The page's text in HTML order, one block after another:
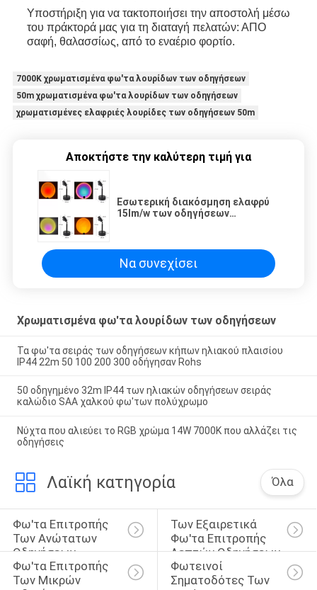
Υποστήριξη για να τακτοποιήσει την αποστολή μέσω
του πράκτορά μας για τη διαταγή πελατών: ΑΠΟ
σαφή, θαλασσίως, από το εναέριο φορτίο.
7000K χρωματισμένα φω'τα λουρίδων των οδηγήσεων
50m χρωματισμένα φω'τα λουρίδων των οδηγήσεων
χρωματισμένες ελαφριές λουρίδες των οδηγήσεων 50m
Αποκτήστε την καλύτερη τιμή για
Εσωτερική διακόσμηση ελαφρύ
15lm/w των οδηγήσεων
Να συνεχίσει
Χρωματισμένα φω'τα λουρίδων των οδηγήσεων
Τα φω'τα σειράς των οδηγήσεων κήπων ηλιακού πλαισίου
IP44 22m 50 100 200 300 οδήγησαν Rohs
50 οδηγημένο 32m IP44 των ηλιακών οδηγήσεων σειράς
καλώδιο SAA χαλκού φω'των πολύχρωμο
Νύχτα που αλιεύει το RGB χρώμα 14W 7000K που αλλάζει τις
οδηγήσεις
Λαϊκή κατηγορία Όλα
Φω'τα Επιτροπής
Των Ανώτατων
Οδηγήσεων
Των Εξαιρετικά
Φω'τα Επιτροπής
Λεπτών Οδηγήσεων
Φω'τα Επιτροπής
Των Μικρών
Φωτεινοί
Σηματοδότες Των